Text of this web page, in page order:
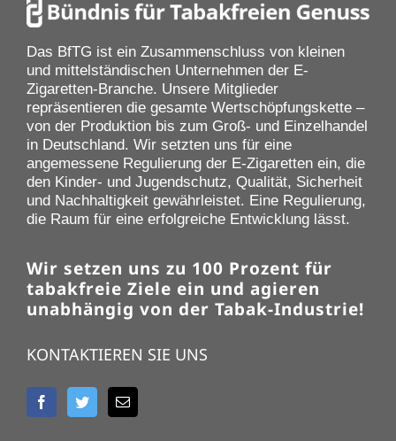
Das BfTG ist ein Zusammenschluss von kleinen
und mittelständischen Unternehmen der E-
Zigaretten-Branche. Unsere Mitglieder
repräsentieren die gesamte Wertschöpfungskette –
von der Produktion bis zum Groß- und Einzelhandel
in Deutschland. Wir setzten uns für eine
angemessene Regulierung der E-Zigaretten ein, die
den Kinder- und Jugendschutz, Qualität, Sicherheit
und Nachhaltigkeit gewährleistet. Eine Regulierung,
die Raum für eine erfolgreiche Entwicklung lässt.
Wir setzen uns zu 100 Prozent für
tabakfreie Ziele ein und agieren
unabhängig von der Tabak-Industrie!
KONTAKTIEREN SIE UNS